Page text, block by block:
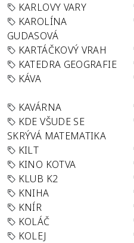
KARLOVY VARY
KAROLÍNA
GUDASOVÁ
KARTÁČKOVÝ VRAH
KATEDRA GEOGRAFIE
KÁVA
KAVÁRNA
KDE VŠUDE SE
SKRÝVÁ MATEMATIKA
KILT
KINO KOTVA
KLUB K2
KNIHA
KNÍR
KOLÁČ
KOLEJ